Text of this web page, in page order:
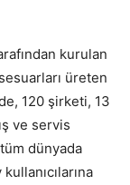
kurulan
üreten
120 şirketi, 13
ve servis
dünyada